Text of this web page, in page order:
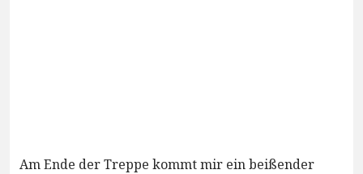
Am Ende der Treppe kommt mir ein beißender